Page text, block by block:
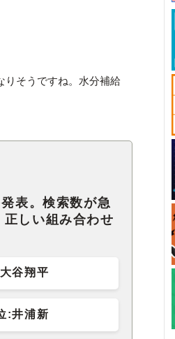
りそうですね。水分補給
表。検索数が急
しい組み合わせ
谷翔平
井浦新